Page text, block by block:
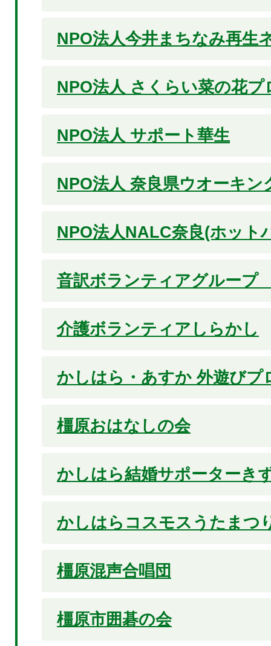
NPO法人今井まちなみ再生
NPO法人 さくらい菜の花プ
NPO法人 サポート華生
NPO法人 奈良県ウオーキン
NPO法人NALC奈良(ホット
音訳ボランティアグループ
介護ボランティアしらかし
かしはら・あすか 外遊びプ
橿原おはなしの会
かしはら結婚サポーターき
かしはらコスモスうたまつ
橿原混声合唱団
橿原市囲碁の会